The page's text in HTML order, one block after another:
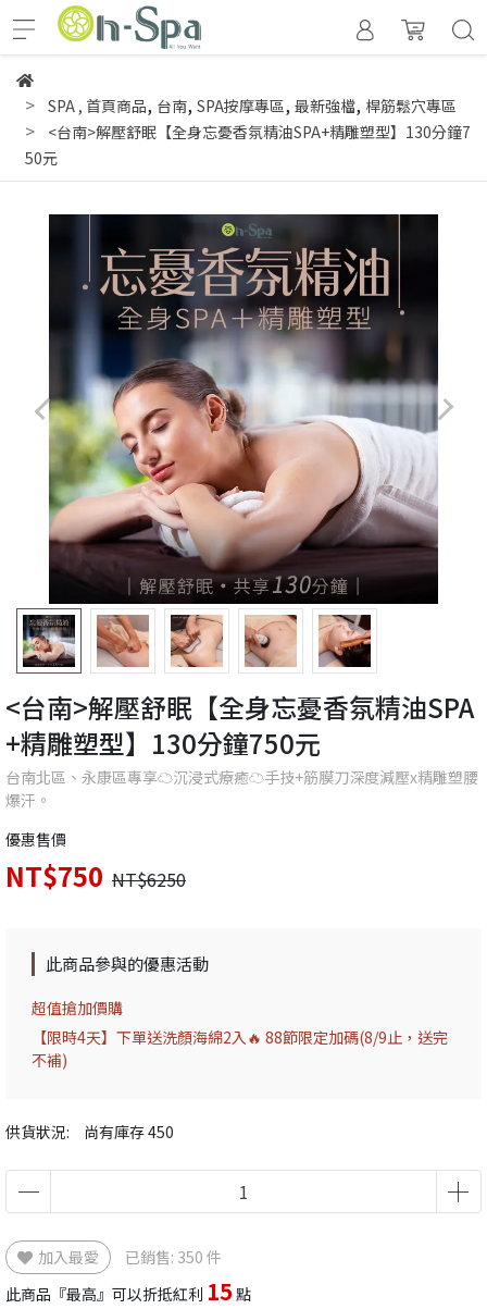
SPA , 首頁商品, 台南, SPA按摩專區, 最新強檔, 桿筋鬆穴專區
<台南>解壓舒眠【全身忘憂香氛精油SPA+精雕塑型】130分鐘7
50元
<台南>解壓舒眠【全身忘憂香氛精油SPA
+精雕塑型】130分鐘750元
台南北區、永康區專享☁️沉浸式療癒☁️手技+筋膜刀深度減壓x精雕塑腰
爆汗。
優惠售價
NT$750 NT$6250
供貨狀況: 尚有庫存 450
此商品參與的優惠活動
超值搶加價購
【限時4天】下單送洗顏海綿2入🔥 88節限定加碼(8/9止，送完
不補)
加入最愛
已銷售: 350 件
此商品『最高』可以折抵紅利 15點